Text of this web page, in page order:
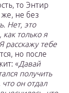
то Энтир
не без
Нет, это
только я
расскажу тебе
но после
«Давай
получить
он отдал